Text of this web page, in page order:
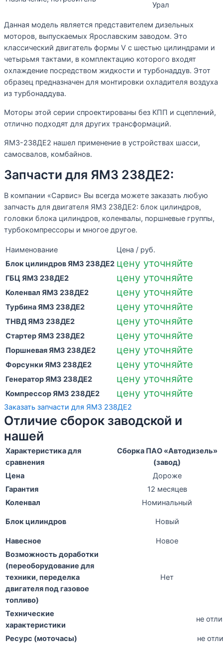
Урал
Данная модель является представителем дизельных
моторов, выпускаемых Ярославским заводом. Это
классический двигатель формы V с шестью цилиндрами и
четырьмя тактами, в комплектацию которого входят
охлаждение посредством жидкости и турбонаддув. Этот
образец предназначен для монтировки охладителя воздуха
из турбонаддува.
Моторы этой серии спроектированы без КПП и сцеплений,
отлично подходят для других трансформаций.
ЯМЗ-238ДЕ2 нашел применение в устройствах шасси,
самосвалов, комбайнов.
Запчасти для ЯМЗ 238ДЕ2:
В компании «Сарвис» Вы всегда можете заказать любую
запчасть для двигателя ЯМЗ 238ДЕ2: блок цилиндров,
головки блока цилиндров, коленвалы, поршневые группы,
турбокомпрессоры и многое другое.
Наименование
Цена / руб.
Блок цилиндров ЯМЗ 238ДЕ2 цену уточняйте
ГБЦ ЯМЗ 238ДЕ2 цену уточняйте
Коленвал ЯМЗ 238ДЕ2 цену уточняйте
Турбина ЯМЗ 238ДЕ2 цену уточняйте
ТНВД ЯМЗ 238ДЕ2 цену уточняйте
Стартер ЯМЗ 238ДЕ2 цену уточняйте
Поршневая ЯМЗ 238ДЕ2 цену уточняйте
Форсунки ЯМЗ 238ДЕ2 цену уточняйте
Генератор ЯМЗ 238ДЕ2 цену уточняйте
Компрессор ЯМЗ 238ДЕ2 цену уточняйте
Заказать запчасти для ЯМЗ 238ДЕ2
Отличие сборок заводской и
нашей
Характеристика для
сравнения
Сборка ПАО «Автодизель»
(завод)
Цена
Дороже
Гарантия
12 месяцев
Коленвал
Номинальный
Блок цилиндров Новый
Навесное
Новое
Возможность доработки
(переоборудование для
техники, переделка
двигателя под газовое
топливо)
Нет
Технические
характеристики
не
Ресурс (моточасы)
не